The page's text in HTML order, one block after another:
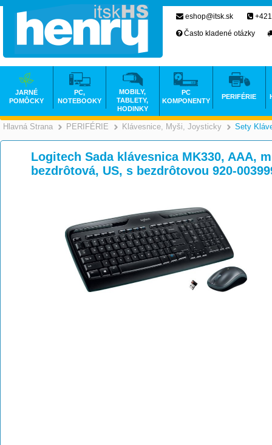
Hlavná Strana >
PERIFÉRIE >
Klávesnice, Myši, Joysticky Sety
Logitech Sada klávesnica MK330, AAA,
bezdrôtová, US, s bezdrôtovou 920-
eshop@itsk.sk
Často kladené otázky
JARNÉ
POMÔCKY
PC,
NOTEBOOKY
MOBILY,
TABLETY,
HODINKY
PC
KOMPONENTY
PERIFÉRIE